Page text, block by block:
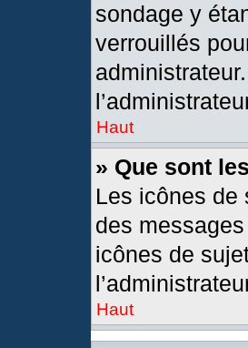
sondage y
verrouillés
Haut
» Que sont
Les icônes de
des
icônes de
Haut